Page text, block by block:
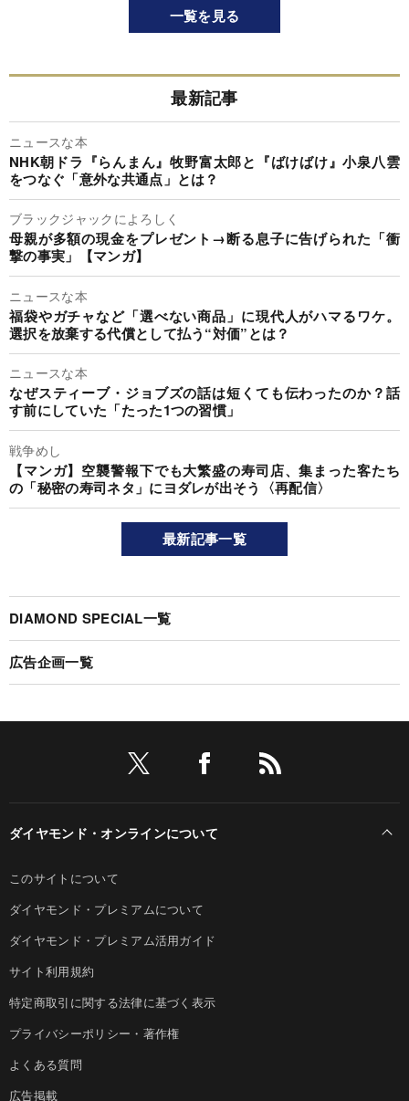
一覧を見る
最新記事
ニュースな本
NHK朝ドラ『らんまん』牧野富太郎と『ばけばけ』小泉八雲
をつなぐ「意外な共通点」とは？
ブラックジャックによろしく
母親が多額の現金をプレゼント→断る息子に告げられた「衝
撃の事実」【マンガ】
ニュースな本
福袋やガチャなど「選べない商品」に現代人がハマるワケ。
選択を放棄する代償として払う“対価”とは？
ニュースな本
なぜスティーブ・ジョブズの話は短くても伝わったのか？話
す前にしていた「たった1つの習慣」
戦争めし
【マンガ】空襲警報下でも大繁盛の寿司店、集まった客たち
の「秘密の寿司ネタ」にヨダレが出そう〈再配信〉
最新記事一覧
DIAMOND SPECIAL一覧
広告企画一覧
ダイヤモンド・オンラインについて
このサイトについて
ダイヤモンド・プレミアムについて
ダイヤモンド・プレミアム活用ガイド
サイト利用規約
特定商取引に関する法律に基づく表示
プライバシーポリシー・著作権
よくある質問
広告掲載